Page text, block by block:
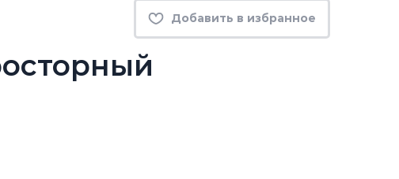
Добавить в избранное